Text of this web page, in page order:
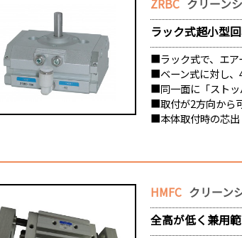
ZRBC クリーン
ラック式超小型
■ラック式で、エア
■ベーン式に対し、
■同一面に「ストッ
■取付が2方向から
■本体取付時の芯出
HMFC クリーン
全高が低く兼用